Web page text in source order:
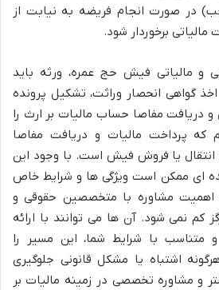
در صورت انجام فریضه به نیابت از
مالیاتی برخوردار شود.
و مالیاتی فیش حج عمره، ورثه باید
گواهی انحصار وراثت، تشکیل پرونده
و دریافت مفاصا حساب مالیات بر ارث را
که پرداخت مالیات و دریافت مفاصا
یا فروش فیش است. با وجود این
ای ممکن است ویژگی ها و شرایط خاص
اهمیت مشاوره با متخصصین حقوقی و
کم نمی شود. آن ها می توانند با ارائه
متناسب با شرایط شما، این مسیر را
اشتباه یا مشکل قانونی جلوگیری
و مشاوره تخصصی در زمینه مالیات بر